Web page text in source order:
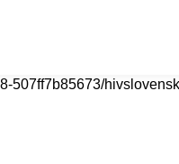
507ff7b85673/